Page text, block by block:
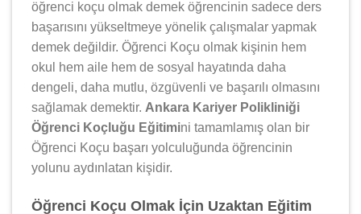
öğrenci koçu olmak demek öğrencinin sadece ders
başarısını yükseltmeye yönelik çalışmalar yapmak
demek değildir. Öğrenci Koçu olmak kişinin hem
okul hem aile hem de sosyal hayatında daha
dengeli, daha mutlu, özgüvenli ve başarılı olmasını
sağlamak demektir. Ankara Kariyer Polikliniği
Öğrenci Koçluğu Eğitimini tamamlamış olan bir
Öğrenci Koçu başarı yolculuğunda öğrencinin
yolunu aydınlatan kişidir.
Öğrenci Koçu Olmak İçin Uzaktan Eğitim